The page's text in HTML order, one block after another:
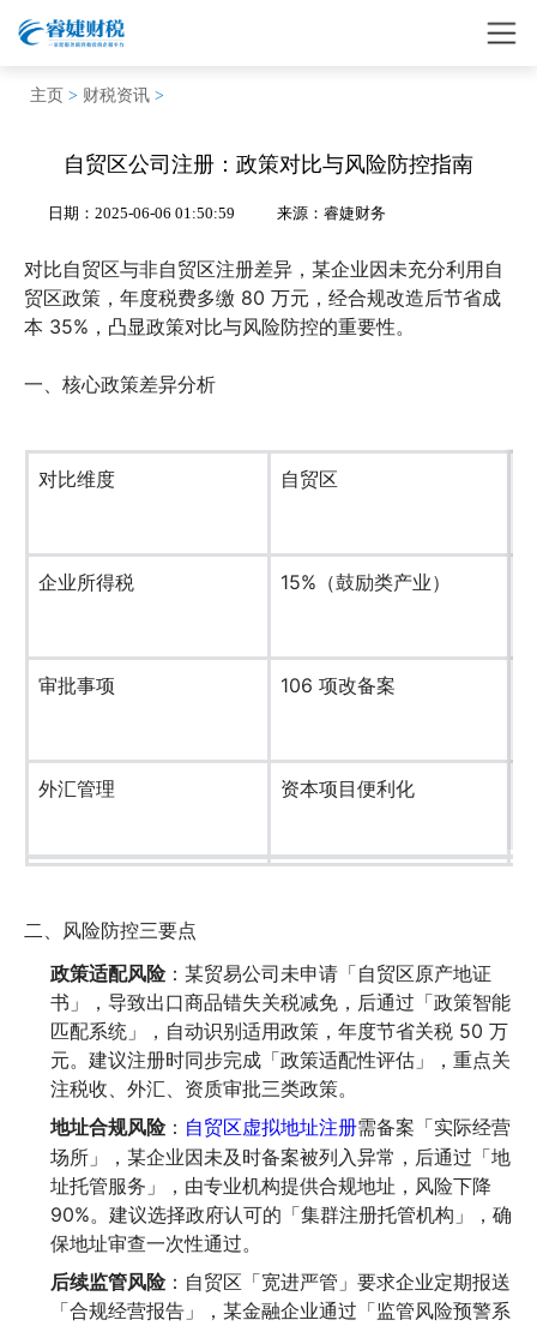
主页 > 财税资讯 >
自贸区公司注册：政策对比与风险防控指南
日期：2025-06-06 01:50:59 来源：睿婕财务
对比自贸区与非自贸区注册差异，某企业因未充分利用自
贸区政策，年度税费多缴 80 万元，经合规改造后节省成
本 35%，凸显政策对比与风险防控的重要性。
一、核心政策差异分析
对比维度 自贸区
企业所得税 15%（鼓励类产业）
审批事项 106 项改备案
外汇管理 资本项目便利化
二、风险防控三要点
政策适配风险：某贸易公司未申请「自贸区原产地证
书」，导致出口商品错失关税减免，后通过「政策智能
匹配系统」，自动识别适用政策，年度节省关税 50 万
元。建议注册时同步完成「政策适配性评估」，重点关
注税收、外汇、资质审批三类政策。
地址合规风险： 自贸区虚拟地址注册需备案「实际经营
场所」，某企业因未及时备案被列入异常，后通过「地
址托管服务」，由专业机构提供合规地址，风险下降
90%。建议选择政府认可的「集群注册托管机构」，确
保地址审查一次性通过。
后续监管风险：自贸区「宽进严管」要求企业定期报送
「合规经营报告」，某金融企业通过「监管风险预警系